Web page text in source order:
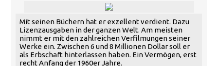
Mit seinen Büchern hat er exzellent verdient. Dazu
Lizenzausgaben in der ganzen Welt. Am meisten
nimmt er mit den zahlreichen Verfilmungen seiner
Werke ein. Zwischen 6 und 8 Millionen Dollar soll er
als Erbschaft hinterlassen haben. Ein Vermögen, erst
recht Anfang der 1960er Jahre.